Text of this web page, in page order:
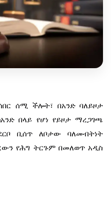
ሰሚ ችሎት፣ በአንድ ባለይዞታ
በላይ የሆነ የይዞታ ማረጋገጫ
ቢሰጥ ለቦታው ባለመብትነት
የሕግ ትርጉም በመለወጥ አዲስ